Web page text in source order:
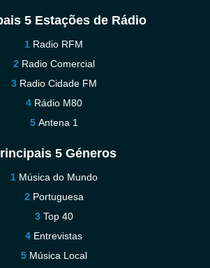
5 Estações de Rádio
Radio RFM
Radio Comercial
Radio Cidade FM
Rádio M80
Antena 1
5 Géneros
Música do Mundo
Portuguesa
Top 40
Entrevistas
Música Local